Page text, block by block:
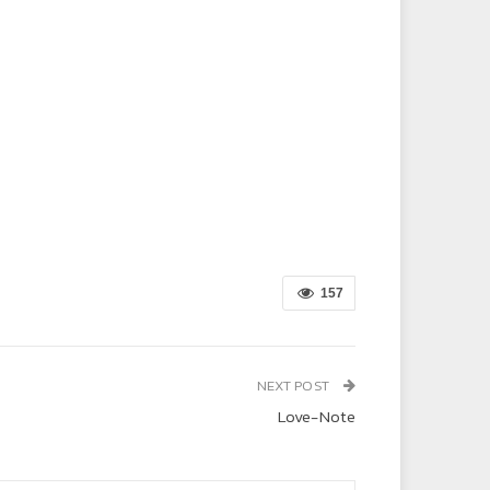
157
NEXT POST
Love-Note